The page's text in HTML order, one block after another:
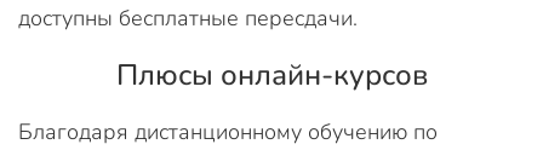
доступны бесплатные пересдачи.
Плюсы онлайн-курсов
Благодаря дистанционному обучению по